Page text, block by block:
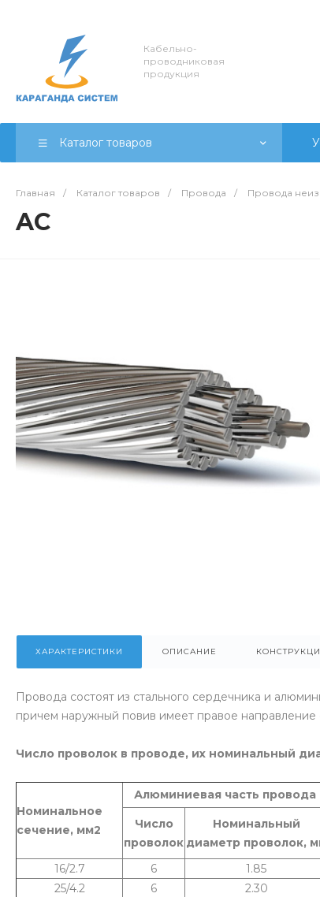
Кабельно-
проводниковая
продукция
Каталог товаров
Главная / Каталог товаров / Провода / Провода
AC
ХАРАКТЕРИСТИКИ ОПИСАНИЕ
Провода состоят из стального сердечника и
причем наружный повив имеет правое направление
Число проволок в проводе, их номинальный
Номинальное
сечение, мм2
Алюминиевая часть провода
Число
проволок
Номинальный
диаметр проволок,
16/2.7
6 1.85
25/4.2
6 2.30